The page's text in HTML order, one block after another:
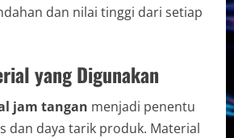
dan nilai tinggi dari setiap
yang Digunakan
jam tangan menjadi penentu
dan daya tarik produk. Material